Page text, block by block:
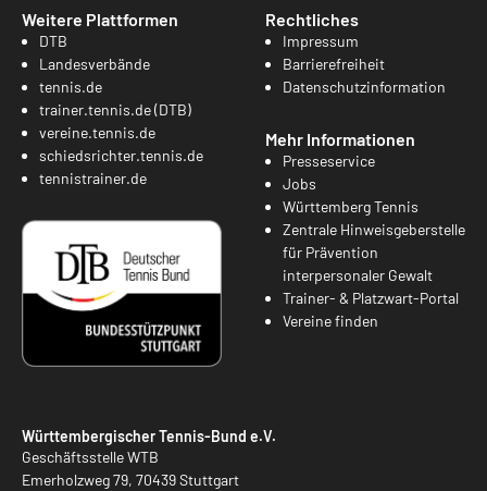
Weitere Plattformen
DTB
Landesverbände
tennis.de
trainer.tennis.de (DTB)
vereine.tennis.de
schiedsrichter.tennis.de
tennistrainer.de
Rechtliches
Impressum
Barrierefreiheit
Datenschutzinformation
Mehr Informationen
Presseservice
Jobs
Württemberg Tennis
Zentrale Hinweisgeberstelle
für Prävention
interpersonaler Gewalt
Trainer- & Platzwart-Portal
Vereine finden
Württembergischer Tennis-Bund e.V.
Geschäftsstelle WTB
Emerholzweg 79, 70439 Stuttgart